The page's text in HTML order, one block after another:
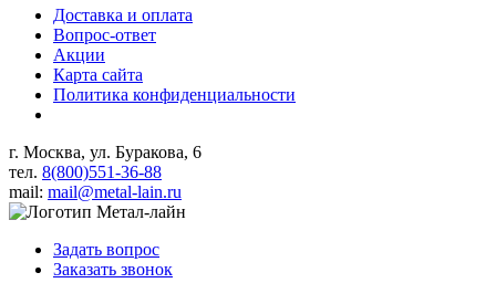
Доставка и оплата
Вопрос-ответ
Акции
Карта сайта
Политика конфиденциальности
г. Москва, ул. Буракова, 6
тел. 8(800)551-36-88
mail: mail@metal-lain.ru
Задать вопрос
Заказать звонок